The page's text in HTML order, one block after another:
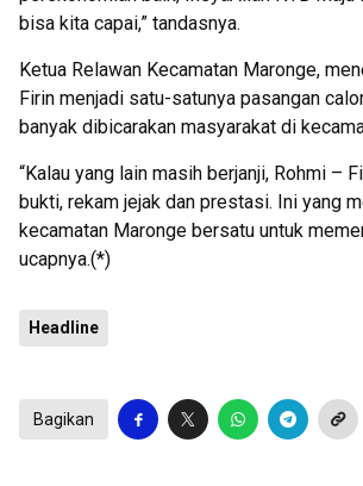
bisa kita capai,” tandasnya.
Ketua Relawan Kecamatan Maronge,
Firin menjadi satu-satunya pasangan
banyak dibicarakan masyarakat di
“Kalau yang lain masih berjanji, Rohmi –
bukti, rekam jejak dan prestasi. Ini yang
kecamatan Maronge bersatu untuk
ucapnya.(*)
Headline
Bagikan